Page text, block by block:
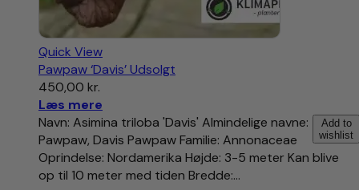
Quick View
Pawpaw ‘Davis’ Udsolgt
450,00 kr.
Læs mere
Add to
wishlist
Navn: Asimina triloba 'Davis' Almindelige navne:
Pawpaw, Davis Pawpaw Familie: Annonaceae
Oprindelse: Nordamerika Højde: 3-5 meter Kan blive
op til 10 meter med tiden Bredde:…